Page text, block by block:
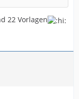
22 Vorlagen